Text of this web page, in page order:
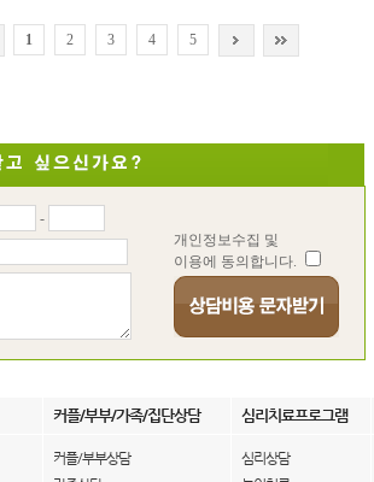
1 2 3 4 5
-
개인정보수집 및
이용에 동의합니다.
커플/부부/가족/집단상담 심리치료프로그램
커플/부부상담
심리상담